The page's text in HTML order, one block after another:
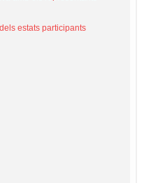
estats participants